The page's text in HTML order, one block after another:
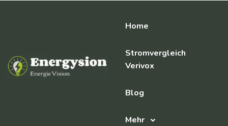
Home
Stromvergleich
Verivox
Blog
Mehr